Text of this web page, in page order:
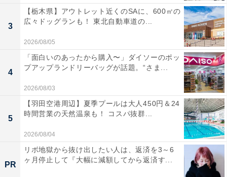
3
【栃木県】アウトレット近くのSAに、600㎡の
広々ドッグランも！ 東北自動車道の...
2026/08/05
4
「面白いのあったから購入〜」ダイソーのポッ
プアップランドリーバッグが話題。“さま...
2026/08/03
5
【羽田空港周辺】夏季プールは大人450円＆24
時間営業の天然温泉も！ コスパ抜群...
2026/08/04
PR
リボ地獄から抜け出したい人は、返済を3～6
ヶ月停止して『大幅に減額してから返済す...